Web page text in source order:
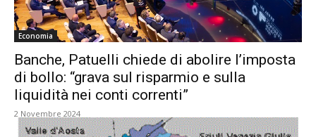
Economia
Banche, Patuelli chiede di abolire l’imposta
di bollo: “grava sul risparmio e sulla
liquidità nei conti correnti”
2 Novembre 2024